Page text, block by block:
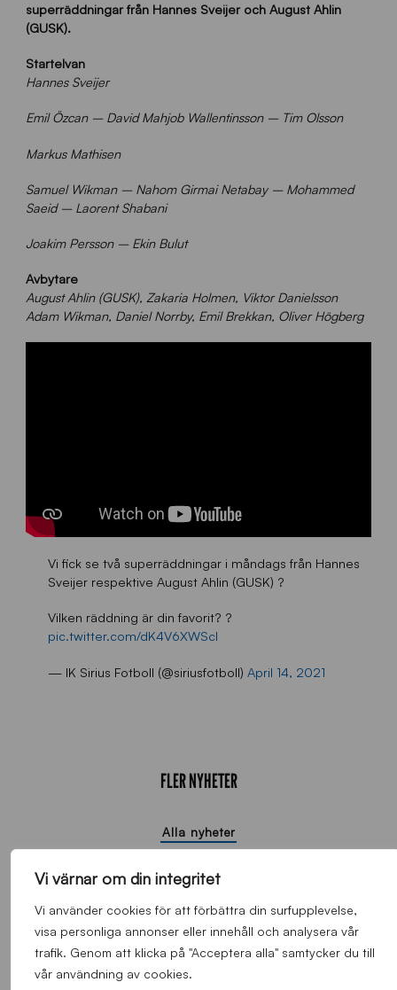
Vi värnar om din integritet
Vi använder cookies för att förbättra din surfupplevelse,
visa personliga annonser eller innehåll och analysera vår
trafik. Genom att klicka på "Acceptera alla" samtycker du till
vår användning av cookies.
superräddningar från Hannes Sveijer och August Ahlin
(GUSK).
Startelvan
Hannes Sveijer
Emil Özcan – David Mahjob Wallentinsson – Tim Olsson
Markus Mathisen
Samuel Wikman – Nahom Girmai Netabay – Mohammed
Saeid – Laorent Shabani
Joakim Persson – Ekin Bulut
Avbytare
August Ahlin (GUSK), Zakaria Holmen, Viktor Danielsson
Adam Wikman, Daniel Norrby, Emil Brekkan, Oliver Högberg
Vi fick se två superräddningar i måndags från Hannes
Sveijer respektive August Ahlin (GUSK) ?
Vilken räddning är din favorit? ?
pic.twitter.com/dK4V6XWScl
— IK Sirius Fotboll (@siriusfotboll) April 14, 2021
FLER NYHETER
Alla nyheter